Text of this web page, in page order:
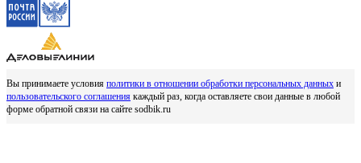
Вы принимаете условия политики в отношении обработки персональных данных и
пользовательского соглашения каждый раз, когда оставляете свои данные в любой
форме обратной связи на сайте sodbik.ru